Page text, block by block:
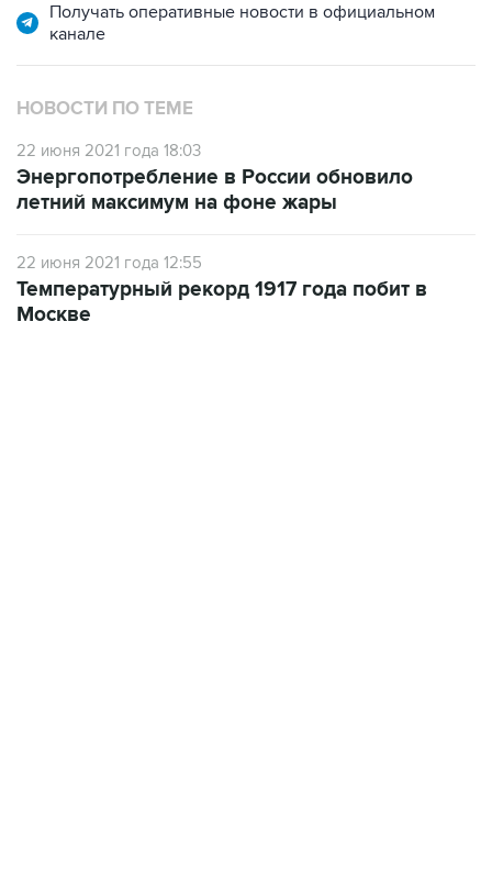
Получать оперативные новости в официальном
канале
НОВОСТИ ПО ТЕМЕ
22 июня 2021 года 18:03
Энергопотребление в России обновило
летний максимум на фоне жары
22 июня 2021 года 12:55
Температурный рекорд 1917 года побит в
Москве